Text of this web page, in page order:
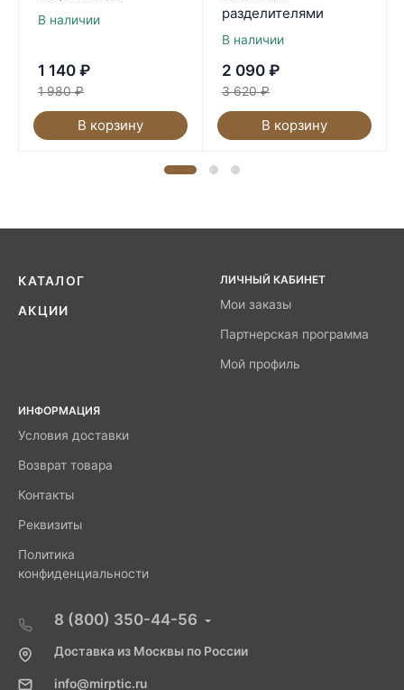
В наличии
1 140 ₽
1 980 ₽
В корзину
разделителями
В наличии
2 090 ₽
3 620 ₽
В корзину
КАТАЛОГ
АКЦИИ
ЛИЧНЫЙ КАБИНЕТ
Мои заказы
Партнерская программа
Мой профиль
ИНФОРМАЦИЯ
Условия доставки
Возврат товара
Контакты
Реквизиты
Политика
конфиденциальности
8 (800) 350-44-56
Доставка из Москвы по России
info@mirptic.ru